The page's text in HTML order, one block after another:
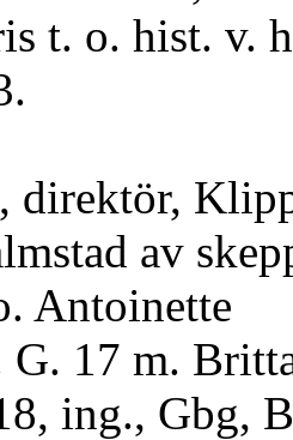
t. o. hist. v.
direktör,
av
Antoinette
G. 17 m.
ing., Gbg,